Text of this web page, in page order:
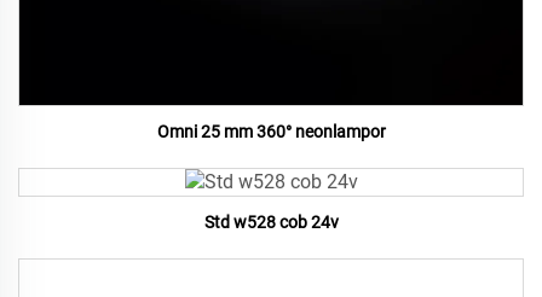
Omni 25 mm 360° neonlampor
Std w528 cob 24v